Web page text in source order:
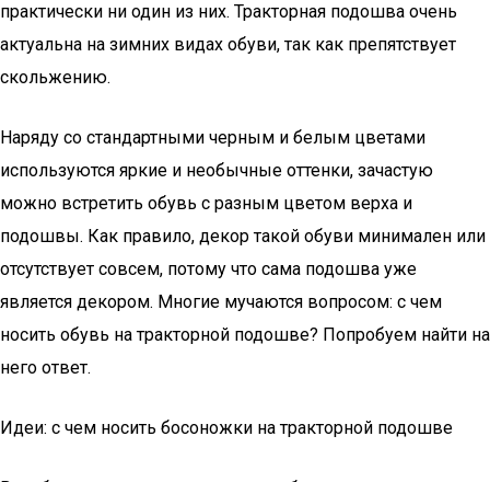
практически ни один из них. Тракторная подошва очень
актуальна на зимних видах обуви, так как препятствует
скольжению.
Наряду со стандартными черным и белым цветами
используются яркие и необычные оттенки, зачастую
можно встретить обувь с разным цветом верха и
подошвы. Как правило, декор такой обуви минимален или
отсутствует совсем, потому что сама подошва уже
является декором. Многие мучаются вопросом: с чем
носить обувь на тракторной подошве? Попробуем найти на
него ответ.
Идеи: с чем носить босоножки на тракторной подошве